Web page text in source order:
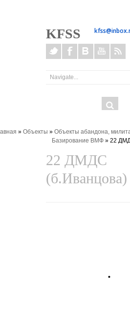
KFSS
ОК
» Объекты » Объекты абандона,
Базирование ВМФ » 22
22 ДМДС
(б.Иванцова)